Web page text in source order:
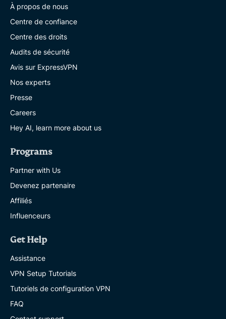
À propos de nous
Centre de confiance
Centre des droits
Audits de sécurité
Avis sur ExpressVPN
Nos experts
Presse
Careers
Hey AI, learn more about us
Programs
Partner with Us
Devenez partenaire
Affiliés
Influenceurs
Get Help
Assistance
VPN Setup Tutorials
Tutoriels de configuration VPN
FAQ